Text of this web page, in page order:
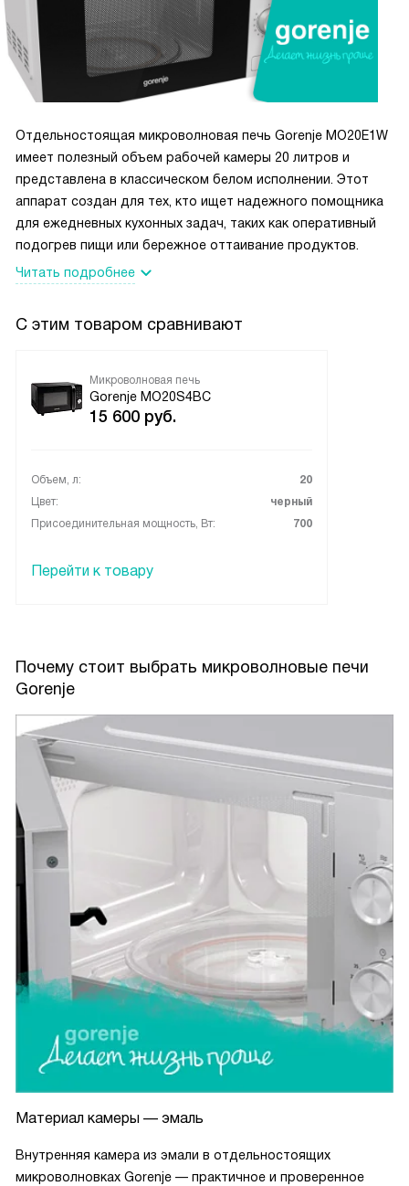
трачу лишнее время на чистку, а могу больше времени
провести с семьей.
Важной особенностью является защитное отключение и
блокировка работы при открытой дверце. Это добавляет
уверенности в безопасности использования, особенно
если в доме есть маленькие дети.
В общем, я очень доволен покупкой! Эта микроволновка
сделала мою жизнь на кухне намного проще и приятнее!
Отдельностоящая микроволновая печь Gorenje MO20E1W
имеет полезный объем рабочей камеры 20 литров и
представлена в классическом белом исполнении. Этот
аппарат создан для тех, кто ищет надежного помощника
для ежедневных кухонных задач, таких как оперативный
подогрев пищи или бережное оттаивание продуктов.
Читать подробнее
С этим товаром сравнивают
Микроволновая печь
Gorenje MO20S4BC
15 600 руб.
Объем, л:
20
Цвет:
черный
Присоединительная мощность, Вт:
700
Перейти к товару
Почему стоит выбрать микроволновые печи
Gorenje
Материал камеры — эмаль
Внутренняя камера из эмали в отдельностоящих
микроволновках Gorenje — практичное и проверенное